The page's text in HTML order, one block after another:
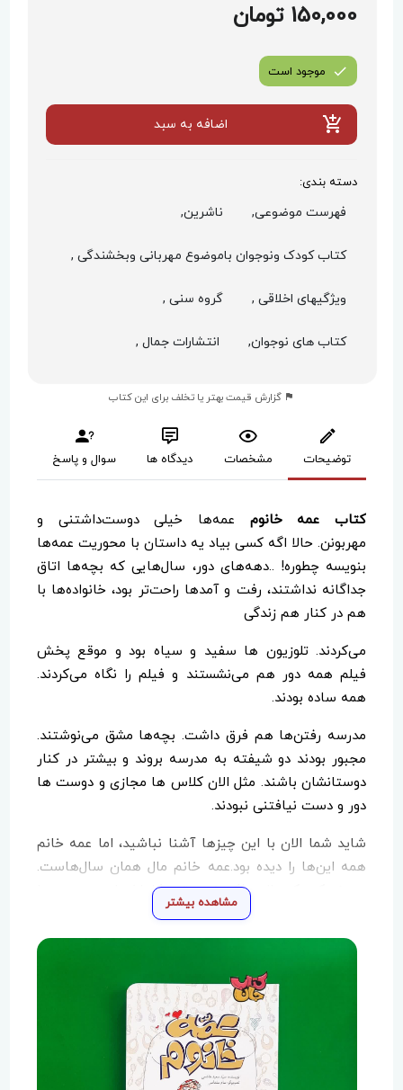
150,000 تومان
موجود است
اضافه به سبد
دسته بندی:
فهرست موضوعی, ناشرین,
کتاب کودک ونوجوان باموضوع مهربانی وبخشندگی ,
ویژگیهای اخلاقی , گروه سنی ,
کتاب های نوجوان, انتشارات جمال ,
گزارش قیمت بهتر یا تخلف برای این کتاب
توضیحات مشخصات دیدگاه ها سوال و پاسخ
کتاب عمه خانوم عمه‌ها خیلی دوست‌داشتنی و
مهربونن. حالا اگه کسی بیاد یه داستان با محوریت عمه‌ها
بنویسه چطوره! ..دهه‌های دور، سال‌هایی که بچه‌ها اتاق
جداگانه نداشتند، رفت و آمدها راحت‌تر بود، خانواده‌ها با
هم در کنار هم زندگی
می‌کردند. تلوزیون ها سفید و سیاه بود و موقع پخش
فیلم همه دور هم می‌نشستند و فیلم را نگاه می‌کردند.
همه ساده بودند.
مدرسه رفتن‌ها هم فرق داشت. بچه‌ها مشق می‌نوشتند.
مجبور بودند دو شیفته به مدرسه بروند و بیشتر در کنار
دوستانشان باشند‌. مثل الان کلاس ها مجازی و دوست ها
دور و دست نیافتنی نبودند.
شاید شما الان با این چیزها آشنا نباشید، اما عمه خانم
همه این‌ها را دیده بود.عمه خانم مال همان سال‌هاست.
پیرزنی که یک عالمه فکر خوب توی کله‌اش است و همه را
دوست دارد. در آن سال‌ها هر کسی یکی از این عمه
خانم‌ها داشت.
حالا این عمه خانم داستان ما کمی صمیمی‌تر و نزدیک‌تر
بقیه عمه خانم‌هاست.این داستان‌ها را بخوانید تا بدانید
عمه خانم در سال‌های دور چگونه زندگی می‌کرد.
عمه خانم، که اصلاً نمی‌دانست قضیه از چه قرار است،
گفت:«طاهرجان! چشمت چی شده؟ از وقتی که اومدی،
مشاهده بیشتر